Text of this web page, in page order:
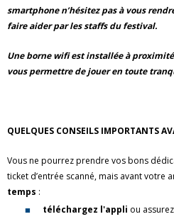
smartphone n’hésitez pas à vous
faire aider par les staffs du festival.
Une borne wifi est installée à
vous permettre de jouer en toute
QUELQUES CONSEILS IMPORTANTS
Vous ne pourrez prendre vos bons
ticket d’entrée scanné, mais avant votre
temps :
téléchargez l'appli ou